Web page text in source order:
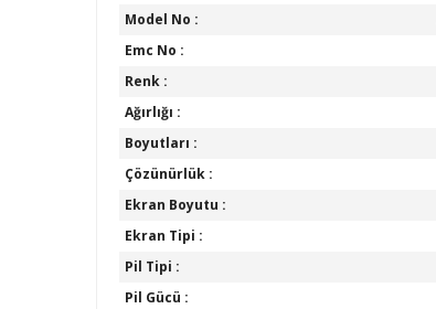
Model No :
Emc No :
Renk :
Ağırlığı :
Boyutları :
Çözünürlük :
Ekran Boyutu :
Ekran Tipi :
Pil Tipi :
Pil Gücü :